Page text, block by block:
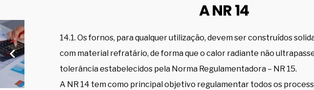
A NR 14
14.1. Os fornos, para qualquer utilização, devem ser construídos
com material refratário, de forma que o calor radiante não
tolerância estabelecidos pela Norma Regulamentadora – NR 15.
A NR 14 tem como principal objetivo regulamentar todos os